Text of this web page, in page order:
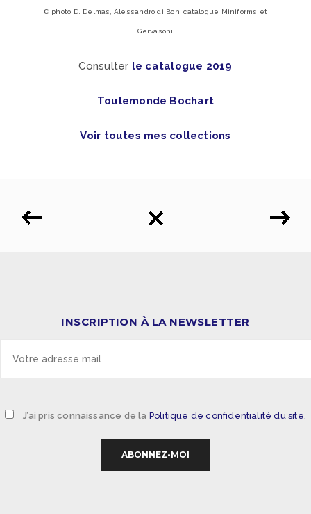
© photo D. Delmas,Alessandro di Bon , catalogue Miniforms et
Gervasoni
Consulter le catalogue 2019
Toulemonde Bochart
Voir toutes mes collections
INSCRIPTION À LA NEWSLETTER
J’ai pris connaissance de la Politique de confidentialité du site.